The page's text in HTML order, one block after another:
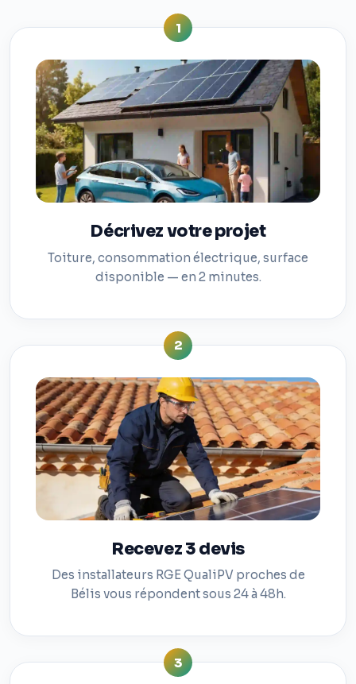
1
Décrivez votre projet
Toiture, consommation électrique, surface
disponible — en 2 minutes.
2
Recevez 3 devis
Des installateurs RGE QualiPV proches de
Bélis vous répondent sous 24 à 48h.
3